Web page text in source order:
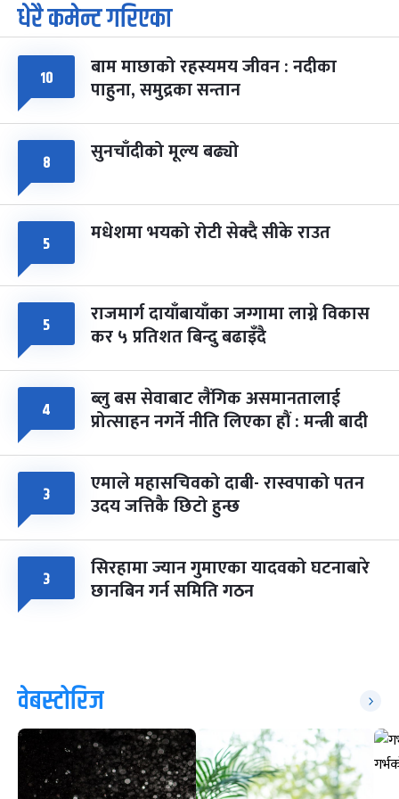
७
आइत
पूर्णिमा व्रत
चैत्र ७, २०८३-Mar 21, 2027
८ फागुपूर्णिमा
चैत्र ८, २०८३-Mar 22, 2027
७ महिना बाँकी
धेरै कमेन्ट गरिएका
१० बाम माछाको रहस्यमय जीवन : नदीका
पाहुना, समुद्रका सन्तान
८ सुनचाँदीको मूल्य बढ्यो
५ मधेशमा भयको रोटी सेक्दै सीके राउत
५ राजमार्ग दायाँबायाँका जग्गामा लाग्ने विकास
कर ५ प्रतिशत बिन्दु बढाइँदै
४ ब्लु बस सेवाबाट लैंगिक असमानतालाई
प्रोत्साहन नगर्ने नीति लिएका हौं : मन्त्री बादी
३ एमाले महासचिवको दाबी- रास्वपाको पतन
उदय जत्तिकै छिटो हुन्छ
३ सिरहामा ज्यान गुमाएका यादवको घटनाबारे
छानबिन गर्न समिति गठन
वेबस्टोरिज